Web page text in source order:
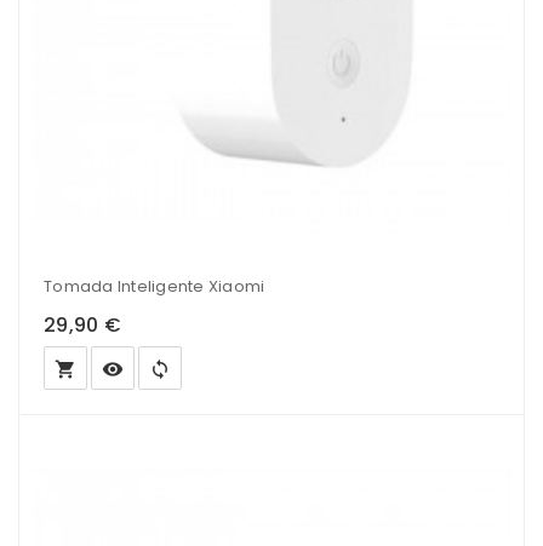
Tomada Inteligente Xiaomi
29,90 €
local_grocery_store visibility sync